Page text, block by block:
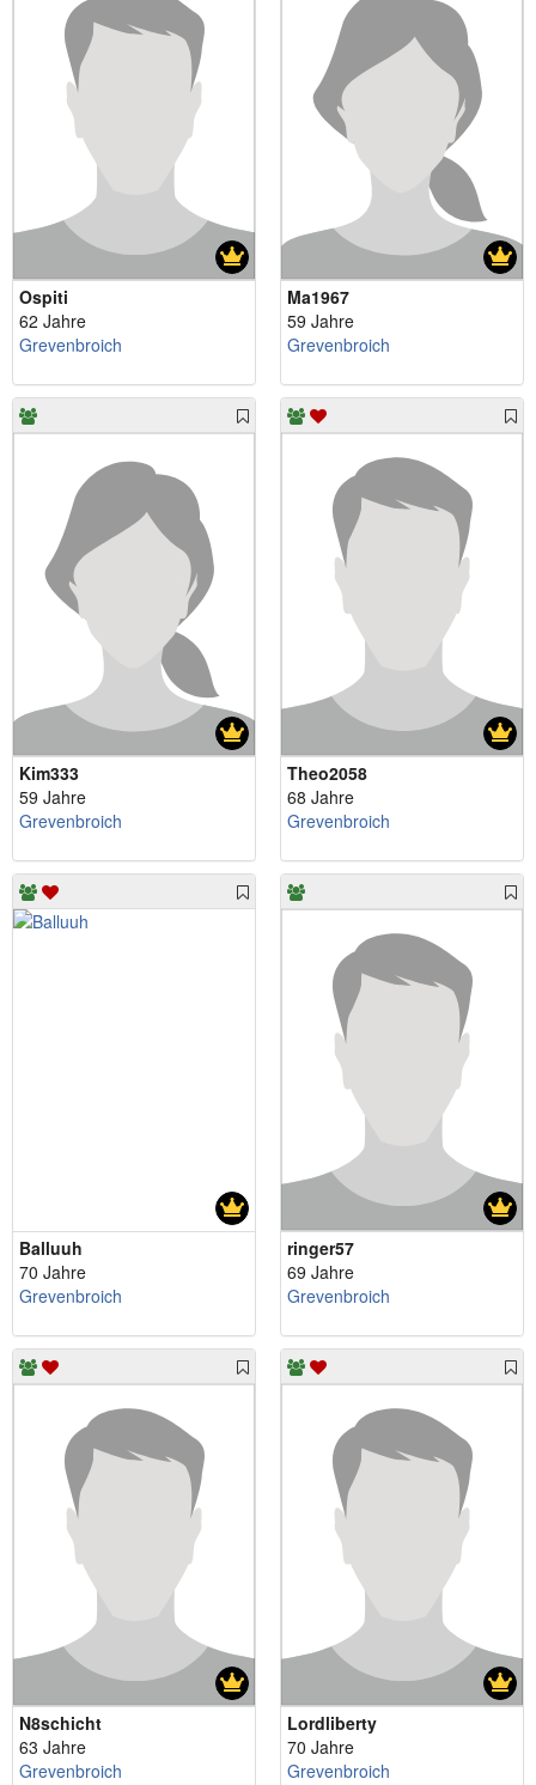
Ospiti
62 Jahre
Grevenbroich
Ma1967
59 Jahre
Grevenbroich
Kim333
59 Jahre
Grevenbroich
Theo2058
68 Jahre
Grevenbroich
Balluuh
70 Jahre
Grevenbroich
ringer57
69 Jahre
Grevenbroich
N8schicht
63 Jahre
Grevenbroich
Lordliberty
70 Jahre
Grevenbroich